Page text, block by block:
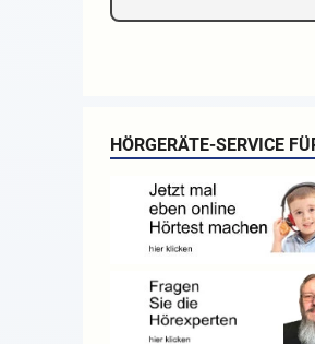
HÖRGERÄTE-SERVICE